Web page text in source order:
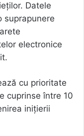
Datele
suprapunere
electronice
cu prioritate
cuprinse între 10
inițierii